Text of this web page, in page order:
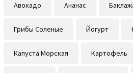
Авокадо Ананас
Грибы Соленые Йогурт
Капуста Морская Картофель